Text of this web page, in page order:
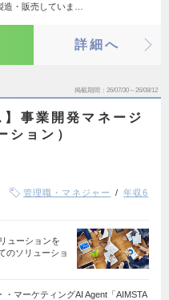
造・販売していま…
詳細へ
掲載期間 26/07/30～26/08/12
】事業開発マネージ
ョン）
管理職・マネジャー
年収6
ューションを
のソリューショ
・マーケティングAI Agent「AIMSTA